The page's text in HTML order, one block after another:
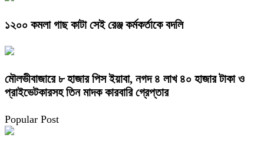
১২০০ কমলা গাছ কাটা সেই রেঞ্জ কর্মকর্তাকে বদলি
মৌলভীবাজারে ৮ হাজার পিস ইয়াবা, নগদ ৪ লাখ ৪০ হাজার টাকা ও
প্রাইভেটকারসহ তিন মাদক কারবারি গ্রেপ্তার
Popular Post